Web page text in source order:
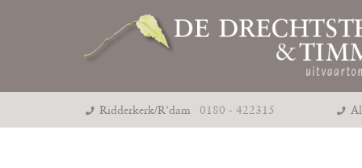
Ridderkerk/R'dam 0180 - 422315